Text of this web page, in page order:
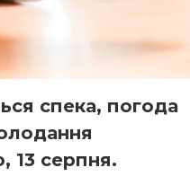
спека, погода
13 серпня.